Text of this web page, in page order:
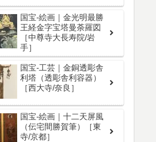
国宝-絵画｜金光明最勝
王経金字宝塔曼荼羅図
［中尊寺大長寿院/岩
手］
国宝-工芸｜金銅透彫舎
利塔（透彫舎利容器）
［西大寺/奈良］
国宝-絵画｜十二天屏風
（伝宅間勝賀筆）［東
寺/京都］